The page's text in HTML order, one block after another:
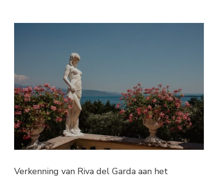
Verkenning van Riva del Garda aan het